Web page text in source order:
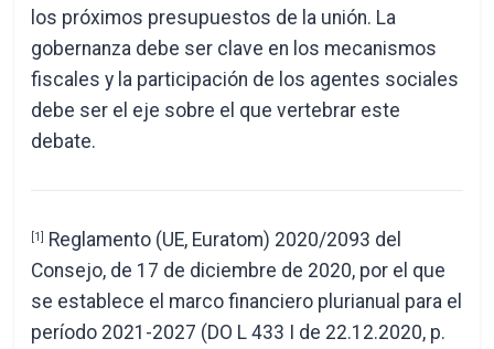
los próximos presupuestos de la unión. La
gobernanza debe ser clave en los mecanismos
fiscales y la participación de los agentes sociales
debe ser el eje sobre el que vertebrar este
debate.
[1]
Reglamento (UE, Euratom) 2020/2093 del
Consejo, de 17 de diciembre de 2020, por el que
se establece el marco financiero plurianual para el
período 2021-2027 (DO L 433 I de 22.12.2020, p.